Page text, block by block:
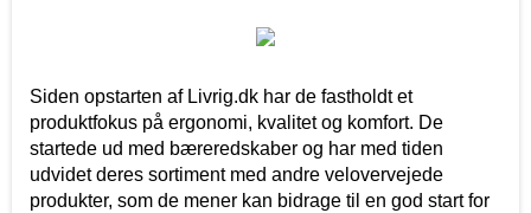
Siden opstarten af Livrig.dk har de fastholdt et
produktfokus på ergonomi, kvalitet og komfort. De
startede ud med bæreredskaber og har med tiden
udvidet deres sortiment med andre velovervejede
produkter, som de mener kan bidrage til en god start for